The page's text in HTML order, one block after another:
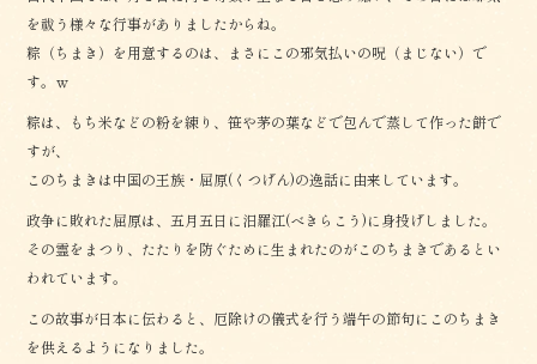
を祓う様々な行事がありましたからね。
粽（ちまき）を用意するのは、まさにこの邪気払いの呪（まじない）で
す。ｗ
粽は、もち米などの粉を練り、笹や茅の葉などで包んで蒸して作った餅で
すが、
このちまきは中国の王族・屈原(くつげん)の逸話に由来しています。
政争に敗れた屈原は、五月五日に汨羅江(べきらこう)に身投げしました。
その霊をまつり、たたりを防ぐために生まれたのがこのちまきであるとい
われています。
この故事が日本に伝わると、厄除けの儀式を行う端午の節句にこのちまき
を供えるようになりました。